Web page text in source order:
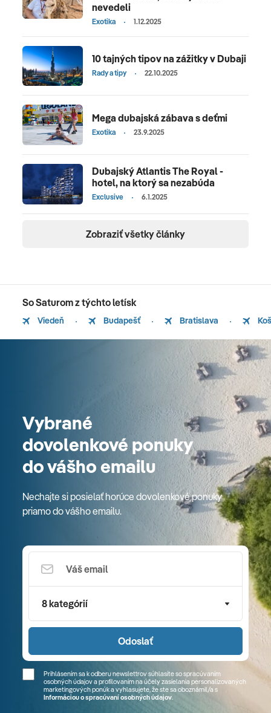
nevedeli
Exotika 1.12.2025
10 tajných tipov na zážitky v Dubaji
Rady a tipy 22.10.2025
Mega dubajská zábava s deťmi
Exotika 23.9.2025
Dubajský Atlantis The Royal -
hotel, na ktorý sa nezabúda
Exclusive 6.1.2025
Zobraziť všetky články
So Saturom z týchto letísk
Viedeň Budapešť Bratislava
Vybrané
dovolenkové ponuky
do vášho emailu
Nechajte si posielať horúce dovolenkové ponuky
priamo do vášho emailu.
8 kategórií
Odoslať
Prihlásením sa k odberu newslettrov súhlasíte so spracúvaním
osobných údajov a profilovaním na účely zasielania personalizovaných
marketingových ponúk a vyhlasujete, že ste sa oboznámil/a s
Informáciou o spracúvaní osobných údajov.